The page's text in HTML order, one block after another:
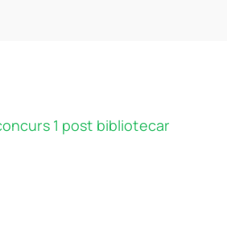
1 post bibliotecar